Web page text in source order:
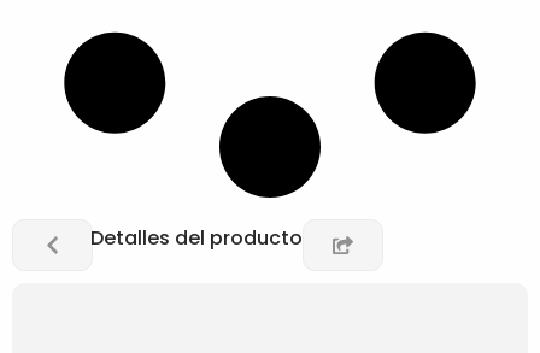
Detalles del producto